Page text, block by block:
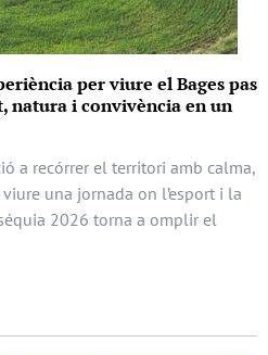
per viure el Bages pas
natura i convivència en un
a recórrer el territori amb calma,
una jornada on l’esport i la
2026 torna a omplir el